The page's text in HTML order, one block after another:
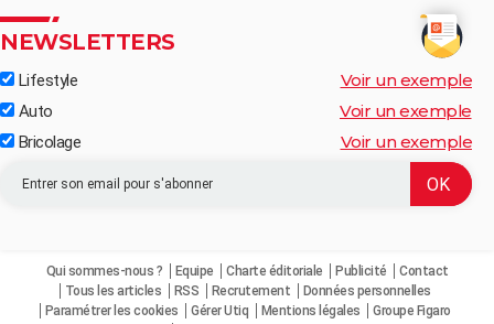
NEWSLETTERS
Lifestyle Voir un exemple
Auto Voir un exemple
Bricolage Voir un exemple
Qui sommes-nous ? Equipe Charte éditoriale Publicité
Contact
Tous les articles
RSS Recrutement
Données personnelles
Paramétrer les cookies
Gérer Utiq Mentions légales
Groupe Figaro